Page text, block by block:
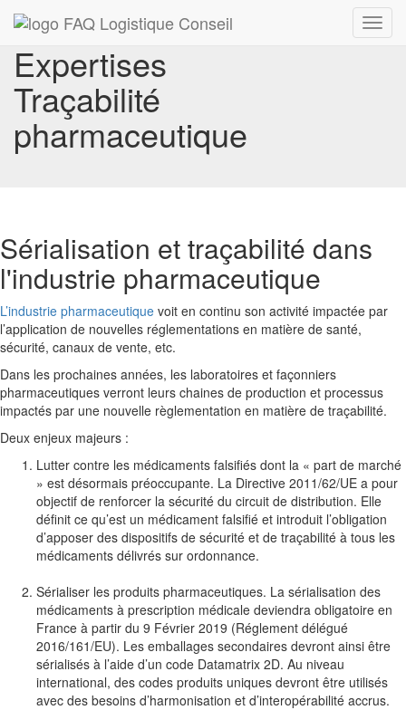
Expertises
Traçabilité
pharmaceutique
Sérialisation et traçabilité dans
l'industrie pharmaceutique
L’industrie pharmaceutique voit en continu son activité impactée par
l’application de nouvelles réglementations en matière de santé,
sécurité, canaux de vente, etc.
Dans les prochaines années, les laboratoires et façonniers
pharmaceutiques verront leurs chaines de production et processus
impactés par une nouvelle règlementation en matière de traçabilité.
Deux enjeux majeurs :
Lutter contre les médicaments falsifiés dont la « part de marché
» est désormais préoccupante. La Directive 2011/62/UE a pour
objectif de renforcer la sécurité du circuit de distribution. Elle
définit ce qu’est un médicament falsifié et introduit l’obligation
d’apposer des dispositifs de sécurité et de traçabilité à tous les
médicaments délivrés sur ordonnance.
Sérialiser les produits pharmaceutiques. La sérialisation des
médicaments à prescription médicale deviendra obligatoire en
France à partir du 9 Février 2019 (Réglement délégué
2016/161/EU). Les emballages secondaires devront ainsi être
sérialisés à l’aide d’un code Datamatrix 2D. Au niveau
international, des codes produits uniques devront être utilisés
avec des besoins d’harmonisation et d’interopérabilité accrus.